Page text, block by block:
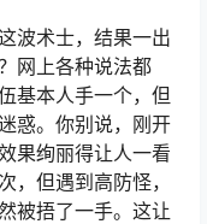
波术士，结果一出
网上各种说法都
基本人手一个，但
惑。你别说，刚开
果绚丽得让人一看
，但遇到高防怪，
被捂了一手。这让